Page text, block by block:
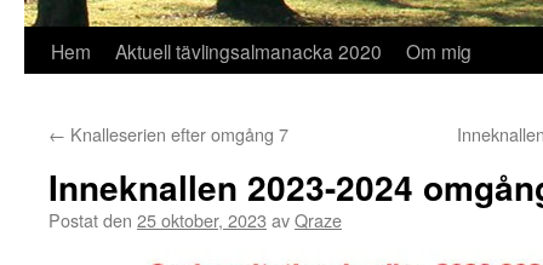
Hem Aktuell tävlingsalmanacka 2020 Om mig
← Knalleserien efter omgång 7
Inneknallen 2023-2024
Postat den 25 oktober, 2023 avQraze